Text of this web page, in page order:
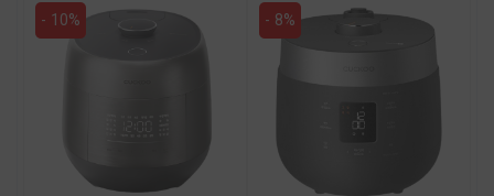
- 10% - 8%